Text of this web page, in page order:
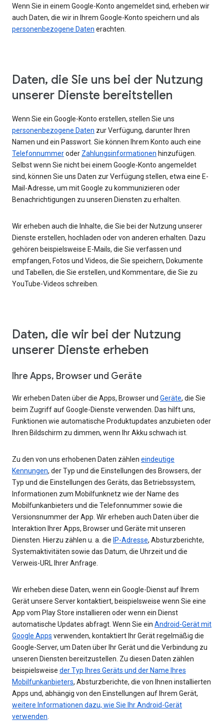
Wenn Sie in einem Google-Konto angemeldet sind, erheben wir
auch Daten, die wir in Ihrem Google-Konto speichern und als
personenbezogene Daten erachten.
Daten, die Sie uns bei der Nutzung
unserer Dienste bereitstellen
Wenn Sie ein Google-Konto erstellen, stellen Sie uns
personenbezogene Daten zur Verfügung, darunter Ihren
Namen und ein Passwort. Sie können Ihrem Konto auch eine
Telefonnummeroder Zahlungsinformationen hinzufügen.
Selbst wenn Sie nicht bei einem Google-Konto angemeldet
sind, können Sie uns Daten zur Verfügung stellen, etwa eine E-
Mail-Adresse, um mit Google zu kommunizieren oder
Benachrichtigungen zu unseren Diensten zu erhalten.
Wir erheben auch die Inhalte, die Sie bei der Nutzung unserer
Dienste erstellen, hochladen oder von anderen erhalten. Dazu
gehören beispielsweise E-Mails, die Sie verfassen und
empfangen, Fotos und Videos, die Sie speichern, Dokumente
und Tabellen, die Sie erstellen, und Kommentare, die Sie zu
YouTube-Videos schreiben.
Daten, die wir bei der Nutzung
unserer Dienste erheben
Ihre Apps, Browser und Geräte
Wir erheben Daten über die Apps, Browser und Geräte, die Sie
beim Zugriff auf Google-Dienste verwenden. Das hilft uns,
Funktionen wie automatische Produktupdates anzubieten oder
Ihren Bildschirm zu dimmen, wenn Ihr Akku schwach ist.
Zu den von uns erhobenen Daten zählen eindeutige
Kennungen, der Typ und die Einstellungen des Browsers, der
Typ und die Einstellungen des Geräts, das Betriebssystem,
Informationen zum Mobilfunknetz wie der Name des
Mobilfunkanbieters und die Telefonnummer sowie die
Versionsnummer der App. Wir erheben auch Daten über die
Interaktion Ihrer Apps, Browser und Geräte mit unseren
Diensten. Hierzu zählen u. a. die IP-Adresse, Absturzberichte,
Systemaktivitäten sowie das Datum, die Uhrzeit und die
Verweis-URL Ihrer Anfrage.
Wir erheben diese Daten, wenn ein Google-Dienst auf Ihrem
Gerät unsere Server kontaktiert, beispielsweise wenn Sie eine
App vom Play Store installieren oder wenn ein Dienst
automatische Updates abfragt. Wenn Sie ein Android-Gerät mit
Google Apps verwenden, kontaktiert Ihr Gerät regelmäßig die
Google-Server, um Daten über Ihr Gerät und die Verbindung zu
unseren Diensten bereitzustellen. Zu diesen Daten zählen
beispielsweise der Typ Ihres Geräts und der Name Ihres
Mobilfunkanbieters, Absturzberichte, die von Ihnen installierten
Apps und, abhängig von den Einstellungen auf Ihrem Gerät,
weitere Informationen dazu, wie Sie Ihr Android-Gerät
verwenden.